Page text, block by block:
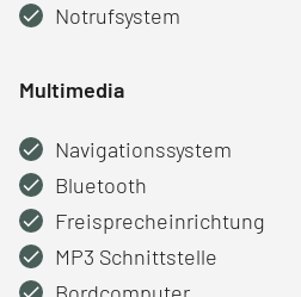
Notrufsystem
Multimedia
Navigationssystem
Bluetooth
Freisprecheinrichtung
MP3 Schnittstelle